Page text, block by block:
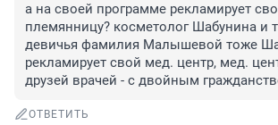
а на своей программе рекламирует
племянницу? косметолог Шабунина и
девичья фамилия Малышевой тоже
рекламирует свой мед. центр, мед.
друзей врачей - с двойным
ОТВЕТИТЬ